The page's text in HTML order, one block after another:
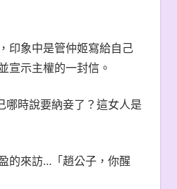
印象中是管仲姬寫給自己
宣示主權的一封信。
時說要納妾了？這女人是
的來訪…「趙公子，你醒